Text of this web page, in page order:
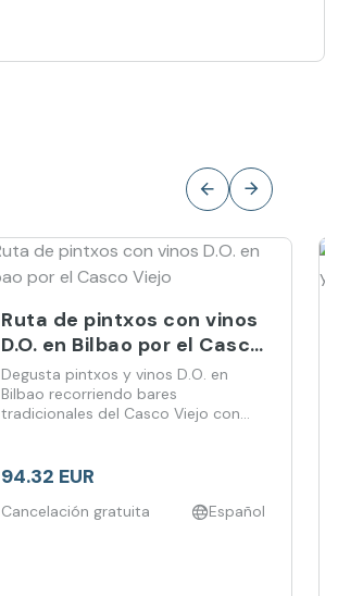
Ruta de pintxos con vinos
D.O. en Bilbao por el Casco
Viejo
Degusta pintxos y vinos D.O. en
Bilbao recorriendo bares
tradicionales del Casco Viejo con
94.32 EUR
Cancelación gratuita Español